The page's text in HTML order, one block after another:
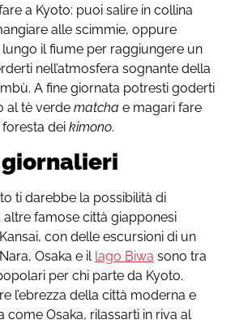
a Kyoto: puoi salire in collina
alle scimmie, oppure
il fiume per raggiungere un
nell’atmosfera sognante della
A fine giornata potresti goderti
al tè verde matcha e magari fare
dei kimono.
ti darebbe la possibilità di
famose città giapponesi
con delle escursioni di un
Osaka e il lago Biwa sono tra
per chi parte da Kyoto.
l’ebrezza della città moderna e
come Osaka, rilassarti in riva al